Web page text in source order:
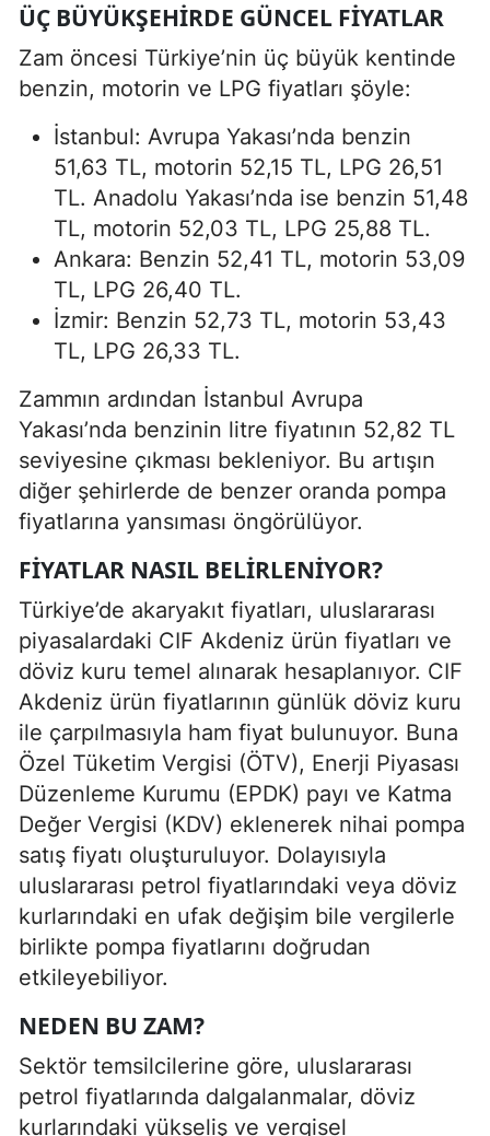
ÜÇ BÜYÜKŞEHIRDE GÜNCEL FIYATLAR
Zam öncesi Türkiye’nin üç büyük kentinde
benzin, motorin ve LPG fiyatları şöyle:
İstanbul: Avrupa Yakası’nda benzin
51,63 TL, motorin 52,15 TL, LPG 26,51
TL. Anadolu Yakası’nda ise benzin 51,48
TL, motorin 52,03 TL, LPG 25,88 TL.
Ankara: Benzin 52,41 TL, motorin 53,09
TL, LPG 26,40 TL.
İzmir: Benzin 52,73 TL, motorin 53,43
TL, LPG 26,33 TL.
Zammın ardından İstanbul Avrupa
Yakası’nda benzinin litre fiyatının 52,82 TL
seviyesine çıkması bekleniyor. Bu artışın
diğer şehirlerde de benzer oranda pompa
fiyatlarına yansıması öngörülüyor.
FIYATLAR NASIL BELIRLENIYOR?
Türkiye’de akaryakıt fiyatları, uluslararası
piyasalardaki CIF Akdeniz ürün fiyatları ve
döviz kuru temel alınarak hesaplanıyor. CIF
Akdeniz ürün fiyatlarının günlük döviz kuru
ile çarpılmasıyla ham fiyat bulunuyor. Buna
Özel Tüketim Vergisi (ÖTV), Enerji Piyasası
Düzenleme Kurumu (EPDK) payı ve Katma
Değer Vergisi (KDV) eklenerek nihai pompa
satış fiyatı oluşturuluyor. Dolayısıyla
uluslararası petrol fiyatlarındaki veya döviz
kurlarındaki en ufak değişim bile vergilerle
birlikte pompa fiyatlarını doğrudan
etkileyebiliyor.
NEDEN BU ZAM?
Sektör temsilcilerine göre, uluslararası
petrol fiyatlarında dalgalanmalar, döviz
kurlarındaki yükseliş ve vergisel